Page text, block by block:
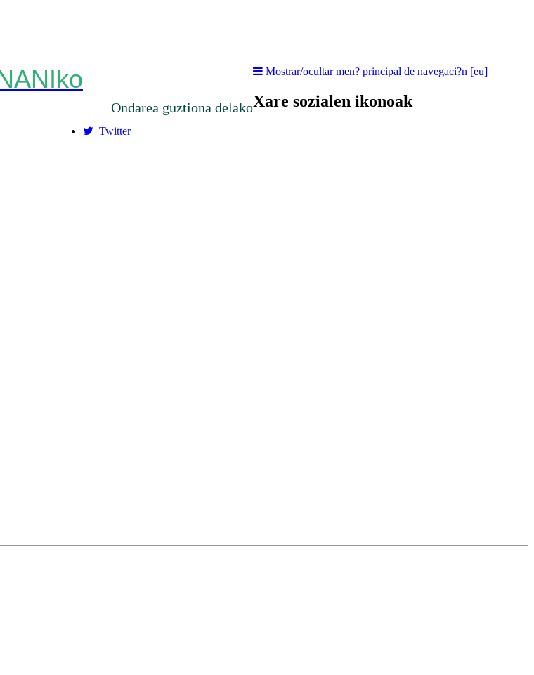
Ondarea guztiona delako
Mostrar/ocultar men? principal de navegaci?n [eu]
Xare sozialen ikonoak
Twitter